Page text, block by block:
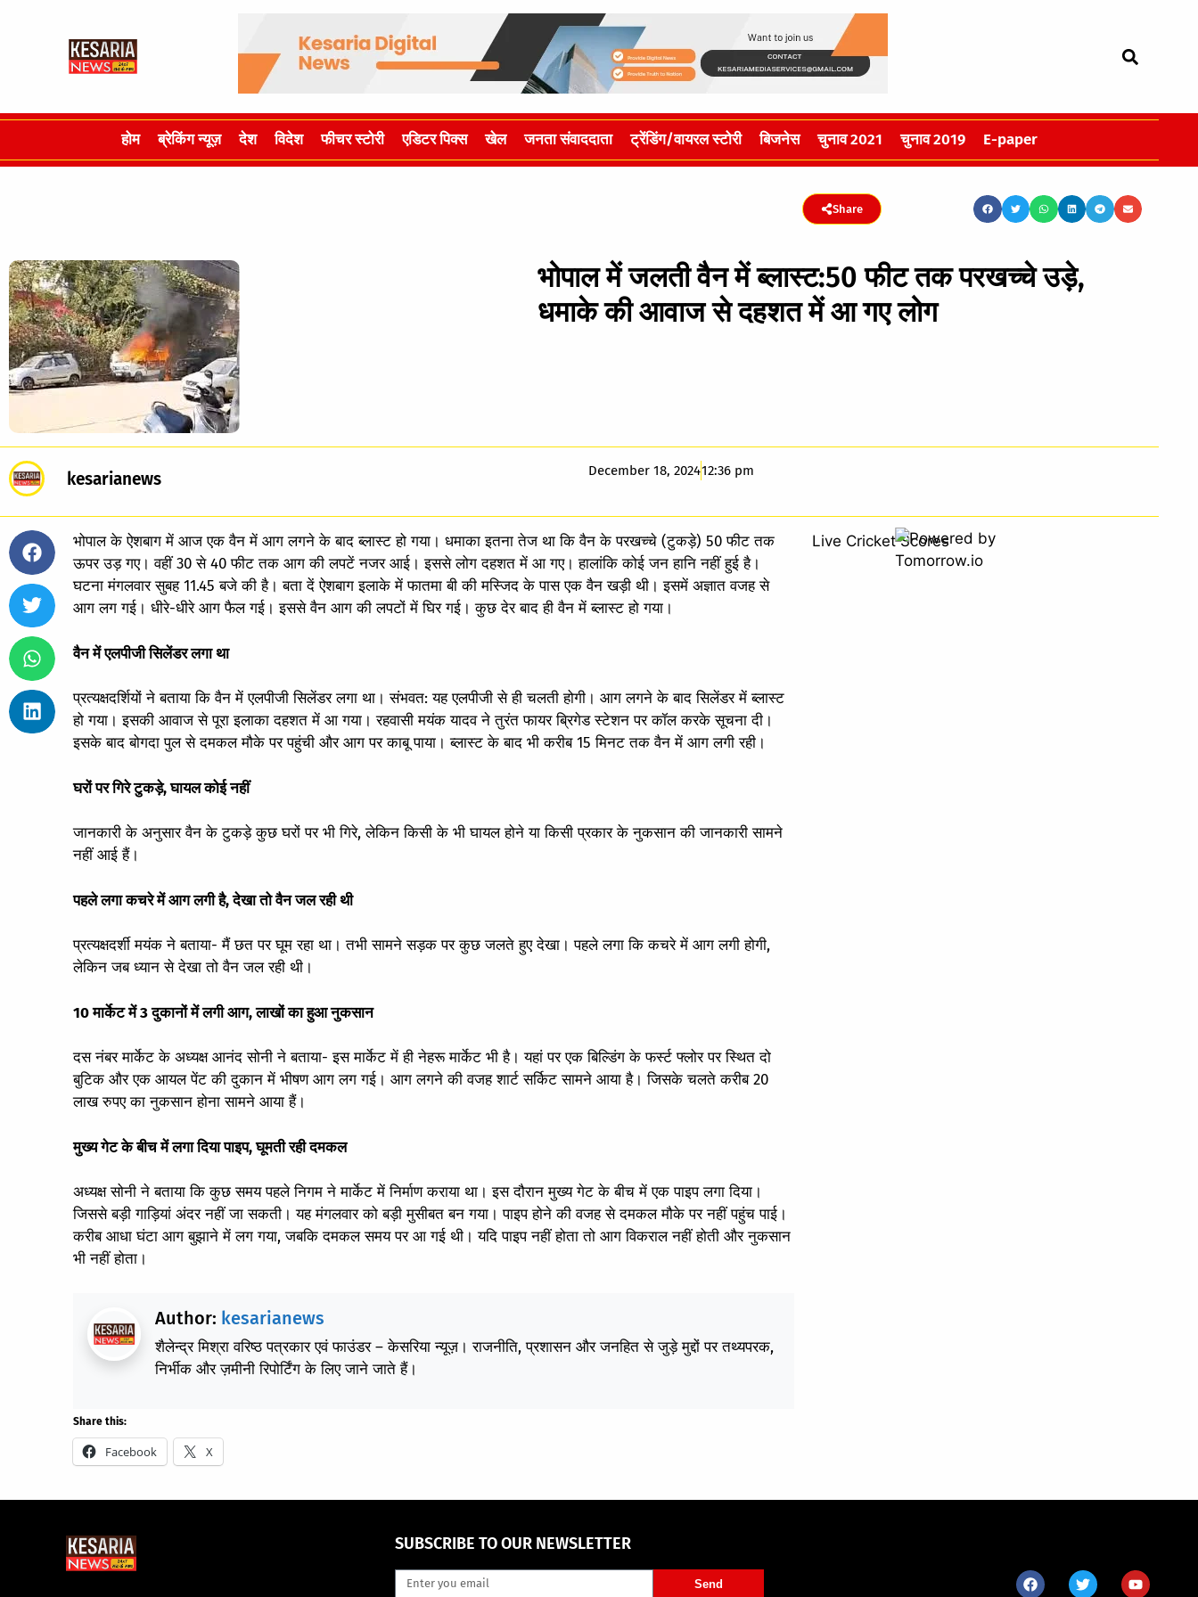
होम ब्रेकिंग न्यूज़ देश विदेश फीचर स्टोरी एडिटर पिक्स खेल जनता संवाददाता ट्रेंडिंग/वायरल स्टोरी बिजनेस चुनाव 2021 चुनाव 2019 E-paper
Share
भोपाल में जलती वैन में ब्लास्ट:50 फीट तक परखच्चे उड़े,
धमाके की आवाज से दहशत में आ गए लोग
kesarianews December 18, 202412:36 pm
भोपाल के ऐशबाग में आज एक वैन में आग लगने के बाद ब्लास्ट हो गया। धमाका इतना तेज था कि वैन के परखच्चे (टुकड़े) 50 फीट तक
ऊपर उड़ गए। वहीं 30 से 40 फीट तक आग की लपटें नजर आई। इससे लोग दहशत में आ गए। हालांकि कोई जन हानि नहीं हुई है।
घटना मंगलवार सुबह 11.45 बजे की है। बता दें ऐशबाग इलाके में फातमा बी की मस्जिद के पास एक वैन खड़ी थी। इसमें अज्ञात वजह से
आग लग गई। धीरे-धीरे आग फैल गई। इससे वैन आग की लपटों में घिर गई। कुछ देर बाद ही वैन में ब्लास्ट हो गया।
वैन में एलपीजी सिलेंडर लगा था
प्रत्यक्षदर्शियों ने बताया कि वैन में एलपीजी सिलेंडर लगा था। संभवत: यह एलपीजी से ही चलती होगी। आग लगने के बाद सिलेंडर में ब्लास्ट
हो गया। इसकी आवाज से पूरा इलाका दहशत में आ गया। रहवासी मयंक यादव ने तुरंत फायर ब्रिगेड स्टेशन पर कॉल करके सूचना दी।
इसके बाद बोगदा पुल से दमकल मौके पर पहुंची और आग पर काबू पाया। ब्लास्ट के बाद भी करीब 15 मिनट तक वैन में आग लगी रही।
घरों पर गिरे टुकड़े, घायल कोई नहीं
जानकारी के अनुसार वैन के टुकड़े कुछ घरों पर भी गिरे, लेकिन किसी के भी घायल होने या किसी प्रकार के नुकसान की जानकारी सामने
नहीं आई हैं।
पहले लगा कचरे में आग लगी है, देखा तो वैन जल रही थी
प्रत्यक्षदर्शी मयंक ने बताया- मैं छत पर घूम रहा था। तभी सामने सड़क पर कुछ जलते हुए देखा। पहले लगा कि कचरे में आग लगी होगी,
लेकिन जब ध्यान से देखा तो वैन जल रही थी।
10 मार्केट में 3 दुकानों में लगी आग, लाखों का हुआ नुकसान
दस नंबर मार्केट के अध्यक्ष आनंद सोनी ने बताया- इस मार्केट में ही नेहरू मार्केट भी है। यहां पर एक बिल्डिंग के फर्स्ट फ्लोर पर स्थित दो
बुटिक और एक आयल पेंट की दुकान में भीषण आग लग गई। आग लगने की वजह शार्ट सर्किट सामने आया है। जिसके चलते करीब 20
लाख रुपए का नुकसान होना सामने आया हैं।
मुख्य गेट के बीच में लगा दिया पाइप, घूमती रही दमकल
अध्यक्ष सोनी ने बताया कि कुछ समय पहले निगम ने मार्केट में निर्माण कराया था। इस दौरान मुख्य गेट के बीच में एक पाइप लगा दिया।
जिससे बड़ी गाड़ियां अंदर नहीं जा सकती। यह मंगलवार को बड़ी मुसीबत बन गया। पाइप होने की वजह से दमकल मौके पर नहीं पहुंच पाई।
करीब आधा घंटा आग बुझाने में लग गया, जबकि दमकल समय पर आ गई थी। यदि पाइप नहीं होता तो आग विकराल नहीं होती और नुकसान
भी नहीं होता।
Author: kesarianews
शैलेन्द्र मिश्रा वरिष्ठ पत्रकार एवं फाउंडर – केसरिया न्यूज़। राजनीति, प्रशासन और जनहित से जुड़े मुद्दों पर तथ्यपरक,
निर्भीक और ज़मीनी रिपोर्टिंग के लिए जाने जाते हैं।
Share this:
Facebook X
Live Cricket Scores
SUBSCRIBE TO OUR NEWSLETTER
Send